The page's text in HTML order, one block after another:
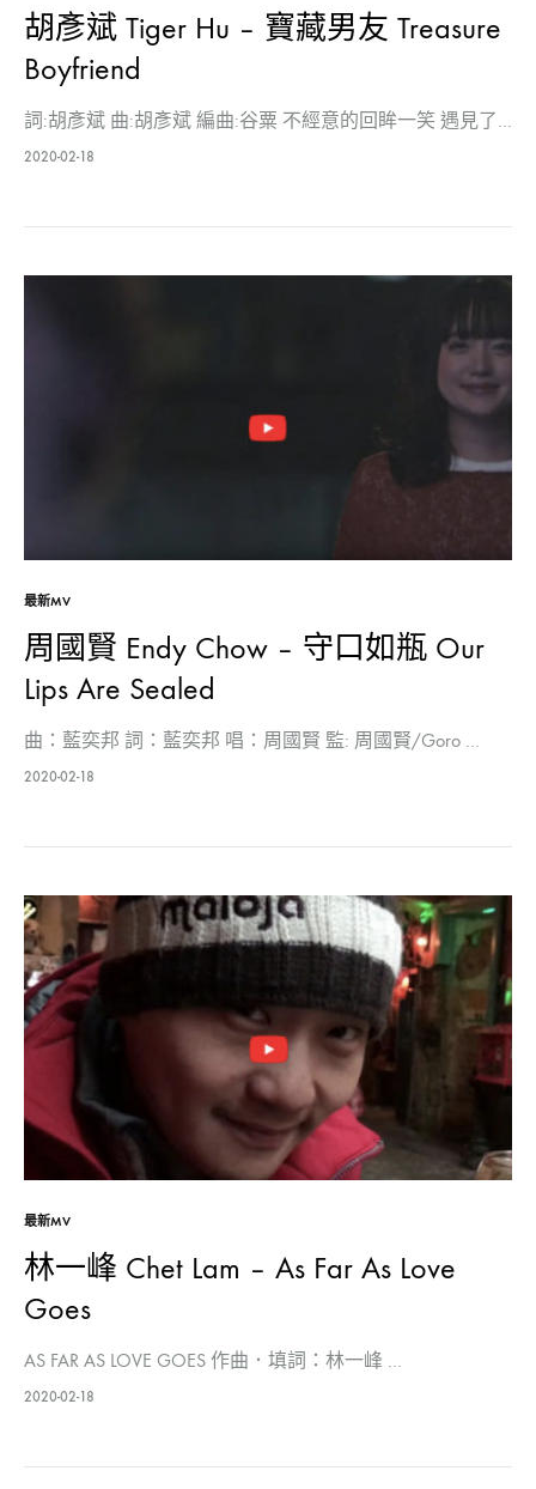
胡彥斌 Tiger Hu – 寶藏男友 Treasure
Boyfriend
詞:胡彥斌 曲:胡彥斌 編曲:谷粟 不經意的回眸一笑 遇見了…
2020-02-18
最新MV
周國賢 Endy Chow – 守口如瓶 Our
Lips Are Sealed
曲：藍奕邦 詞：藍奕邦 唱：周國賢 監: 周國賢/Goro …
2020-02-18
最新MV
林一峰 Chet Lam – As Far As Love
Goes
AS FAR AS LOVE GOES 作曲．填詞：林一峰 …
2020-02-18